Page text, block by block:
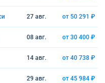
27 авг. от 50 291 ₽
08 авг. от 30 400 ₽
14 авг. от 40 738 ₽
29 авг. от 45 984 ₽